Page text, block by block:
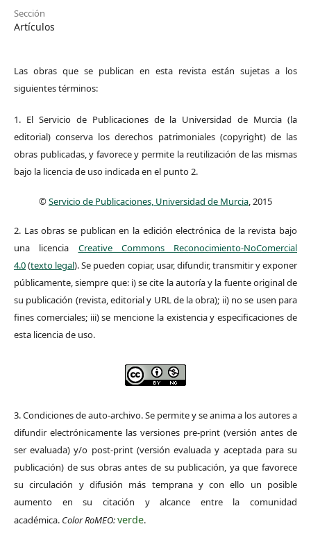
Sección
Artículos
Las obras que se publican en esta revista están sujetas a los
siguientes términos:
1. El Servicio de Publicaciones de la Universidad de Murcia (la
editorial) conserva los derechos patrimoniales (copyright) de las
obras publicadas, y favorece y permite la reutilización de las mismas
bajo la licencia de uso indicada en el punto 2.
©Servicio de Publicaciones, Universidad de Murcia, 2015
2. Las obras se publican en la edición electrónica de la revista bajo
una licencia Creative Commons Reconocimiento-NoComercial
4.0(texto legal). Se pueden copiar, usar, difundir, transmitir y exponer
públicamente, siempre que: i) se cite la autoría y la fuente original de
su publicación (revista, editorial y URL de la obra); ii) no se usen para
fines comerciales; iii) se mencione la existencia y especificaciones de
esta licencia de uso.
3. Condiciones de auto-archivo. Se permite y se anima a los autores a
difundir electrónicamente las versiones pre-print (versión antes de
ser evaluada) y/o post-print (versión evaluada y aceptada para su
publicación) de sus obras antes de su publicación, ya que favorece
su circulación y difusión más temprana y con ello un posible
aumento en su citación y alcance entre la comunidad
académica. Color RoMEO:verde.